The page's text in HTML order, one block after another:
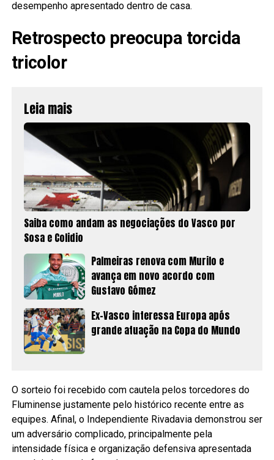
desempenho apresentado dentro de casa.
Retrospecto preocupa torcida
tricolor
Leia mais
Saiba como andam as negociações do Vasco por
Sosa e Colidio
Palmeiras renova com Murilo e
avança em novo acordo com
Gustavo Gómez
Ex-Vasco interessa Europa após
grande atuação na Copa do Mundo
O sorteio foi recebido com cautela pelos torcedores do
Fluminense justamente pelo histórico recente entre as
equipes. Afinal, o Independiente Rivadavia demonstrou ser
um adversário complicado, principalmente pela
intensidade física e organização defensiva apresentada